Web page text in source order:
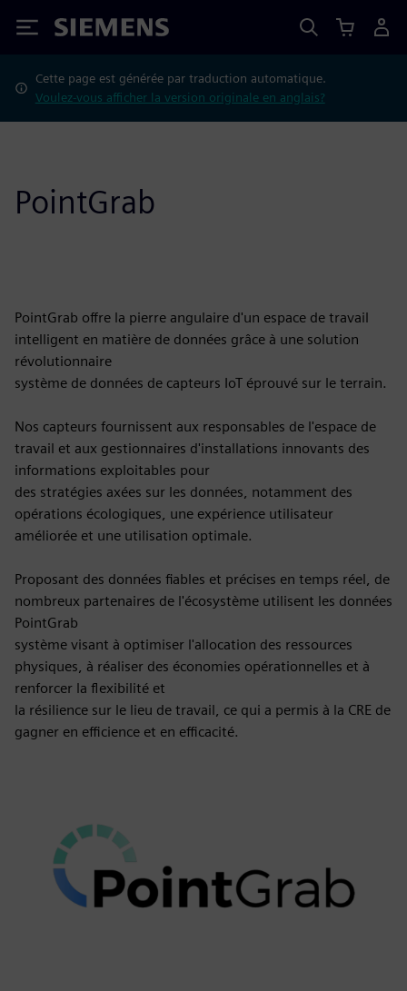
Siemens
Cette page est générée par traduction automatique.
Voulez-vous afficher la version originale en anglais?
PointGrab
PointGrab offre la pierre angulaire d'un espace de travail
intelligent en matière de données grâce à une solution
révolutionnaire
système de données de capteurs IoT éprouvé sur le terrain.
Nos capteurs fournissent aux responsables de l'espace de
travail et aux gestionnaires d'installations innovants des
informations exploitables pour
des stratégies axées sur les données, notamment des
opérations écologiques, une expérience utilisateur
améliorée et une utilisation optimale.
Proposant des données fiables et précises en temps réel, de
nombreux partenaires de l'écosystème utilisent les données
PointGrab
système visant à optimiser l'allocation des ressources
physiques, à réaliser des économies opérationnelles et à
renforcer la flexibilité et
la résilience sur le lieu de travail, ce qui a permis à la CRE de
gagner en efficience et en efficacité.